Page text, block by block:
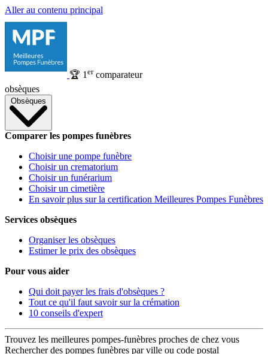
Aller au contenu principal
🏆 1 ercomparateur
obsèques
Obsèques
Comparer les pompes funèbres
Choisir une pompe funèbre
Choisir un crematorium
Choisir un funérarium
Choisir un cimetière
En savoir plus sur la certification Meilleures Pompes Funèbres
Services obsèques
Organiser les obsèques
Estimer le prix des obsèques
Pour vous aider
Qui doit payer les frais d'obsèques ?
Tout ce qu'il faut savoir sur la crémation
10 conseils d'expert
Trouvez les meilleures pompes-funèbres proches de chez vous
Rechercher des pompes funèbres par ville ou code postal